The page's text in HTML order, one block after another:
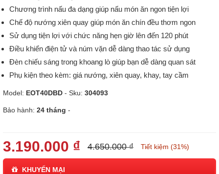
Chương trình nấu đa dạng giúp nấu món ăn ngon tiện lợi
Chế độ nướng xiên quay giúp món ăn chín đều thơm ngon
Sử dụng tiện lợi với chức năng hẹn giờ lên đến 120 phút
Điều khiển điện tử và núm vặn dễ dàng thao tác sử dụng
Đèn chiếu sáng trong khoang lò giúp bạn dễ dàng quan sát
Phụ kiện theo kèm: giá nướng, xiên quay, khay, tay cầm
Model: EOT40DBD - Sku: 304093
Bảo hành: 24 tháng -
3.190.000 ₫ 4.650.000 ₫ Tiết kiệm (31%)
KHUYẾN MẠI